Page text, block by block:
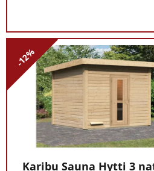
-12%
Karibu Sauna Hytti 3